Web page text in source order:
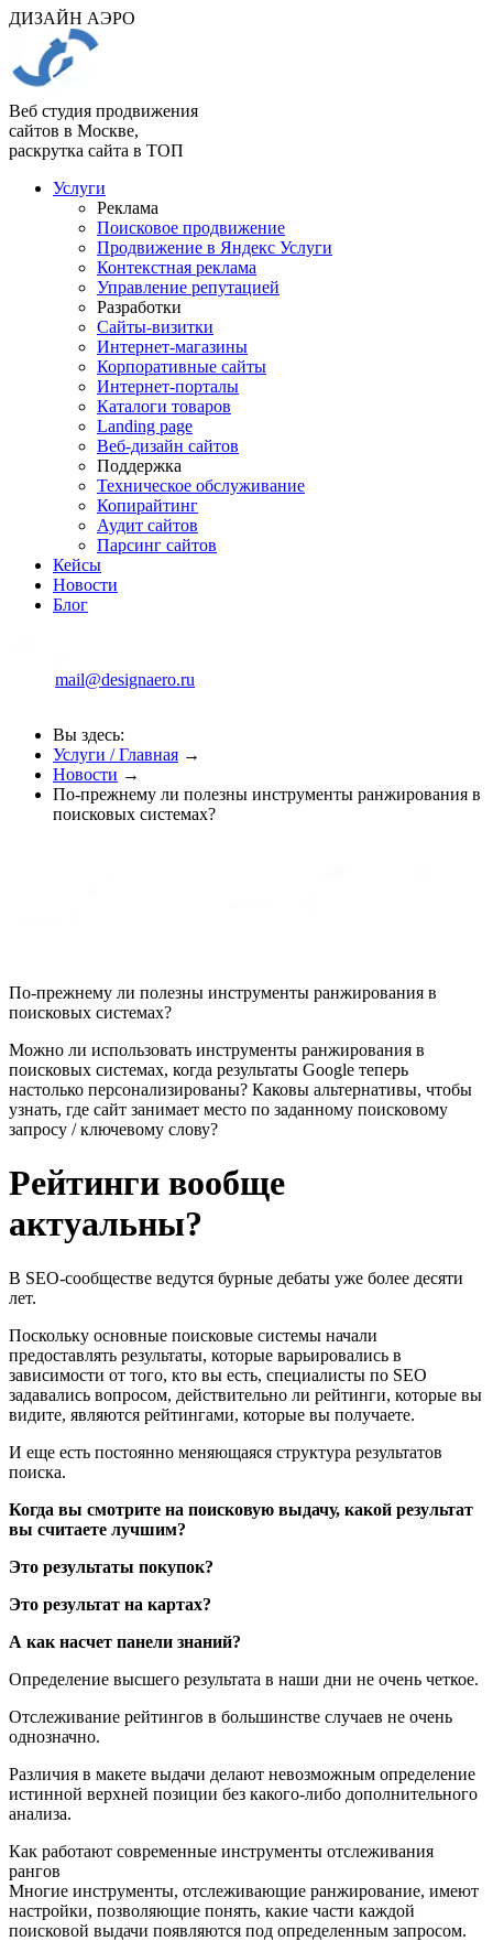
ДИЗАЙН АЭРО
Веб студия продвижения
сайтов в Москве,
раскрутка сайта в ТОП
Услуги
Реклама
Поисковое продвижение
Продвижение в Яндекс Услуги
Контекстная реклама
Управление репутацией
Разработки
Сайты-визитки
Интернет-магазины
Корпоративные сайты
Интернет-порталы
Каталоги товаров
Landing page
Веб-дизайн сайтов
Поддержка
Техническое обслуживание
Копирайтинг
Аудит сайтов
Парсинг сайтов
Кейсы
Новости
Блог
mail@designaero.ru
Вы здесь:
Услуги / Главная →
Новости →
По-прежнему ли полезны инструменты ранжирования в
поисковых системах?
По-прежнему ли полезны инструменты ранжирования в
поисковых системах?
Можно ли использовать инструменты ранжирования в
поисковых системах, когда результаты Google теперь
настолько персонализированы? Каковы альтернативы, чтобы
узнать, где сайт занимает место по заданному поисковому
запросу / ключевому слову?
Рейтинги вообще
актуальны?
В SEO-сообществе ведутся бурные дебаты уже более десяти
лет.
Поскольку основные поисковые системы начали
предоставлять результаты, которые варьировались в
зависимости от того, кто вы есть, специалисты по SEO
задавались вопросом, действительно ли рейтинги, которые вы
видите, являются рейтингами, которые вы получаете.
И еще есть постоянно меняющаяся структура результатов
поиска.
Когда вы смотрите на поисковую выдачу, какой результат
вы считаете лучшим?
Это результаты покупок?
Это результат на картах?
А как насчет панели знаний?
Определение высшего результата в наши дни не очень четкое.
Отслеживание рейтингов в большинстве случаев не очень
однозначно.
Различия в макете выдачи делают невозможным определение
истинной верхней позиции без какого-либо дополнительного
анализа.
Как работают современные инструменты отслеживания
рангов
Многие инструменты, отслеживающие ранжирование, имеют
настройки, позволяющие понять, какие части каждой
поисковой выдачи появляются под определенным запросом.